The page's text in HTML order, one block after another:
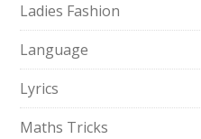
Ladies Fashion
Language
Lyrics
Maths Tricks